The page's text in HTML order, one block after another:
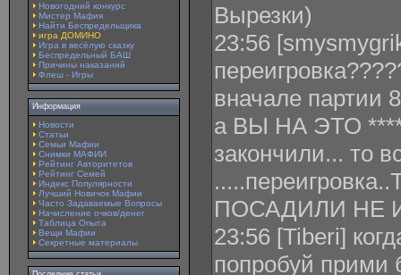
Новогодний конкурс
Мистер Мафия
Найти Беспредельщика
игра ДОМИНО
Игра в весёлую сказку
Беспредельный БАШ
Причины наказаний
Флеш - Игры
Информация
Новости
Статьи
Семьи Мафии
Снимки МАФИИ
Рейтинг Авторитетов
Рейтинг Семей
Индекс Популярности
Лучший Новичок Мафии
Часто Задаваемые Вопросы
Начисление очков/денег
Таблица Опыта
Вещи Мафии
Секретные материалы
Вырезки)
23:56
вначале партии
а ВЫ НА ЭТО
закончили... то
ПОСАДИЛИ НЕ
23:56 [Tiberi]
попробуй прими